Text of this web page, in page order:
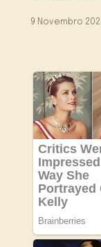
9 Novembro